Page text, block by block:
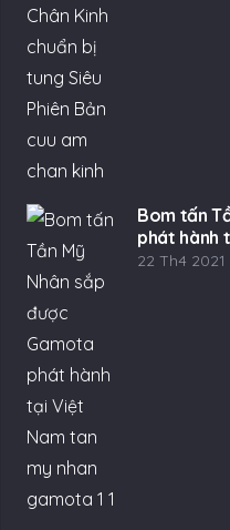
Bom tấn
phát hành
22 Th4 2021